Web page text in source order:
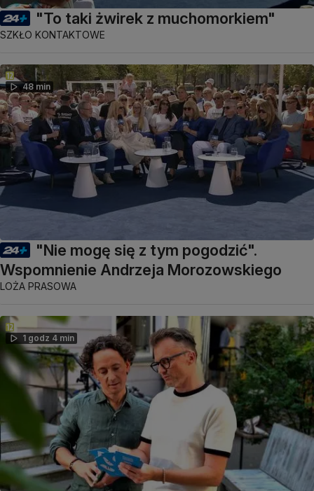
"To taki żwirek z muchomorkiem"
SZKŁO KONTAKTOWE
48 min
"Nie mogę się z tym pogodzić".
Wspomnienie Andrzeja Morozowskiego
LOŻA PRASOWA
1 godz 4 min